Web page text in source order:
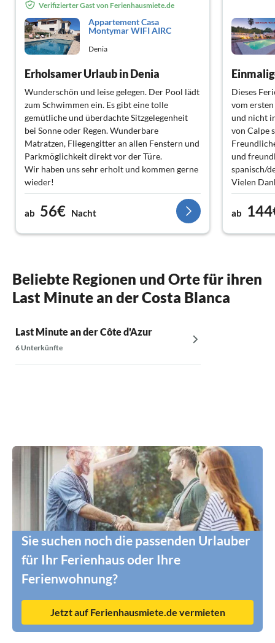
Verifizierter Gast von Ferienhausmiete.de
Appartement Casa
Montymar WIFI AIRC
Denia
Erholsamer Urlaub in Denia
Wunderschön und leise gelegen. Der Pool lädt
zum Schwimmen ein. Es gibt eine tolle
gemütliche und überdachte Sitzgelegenheit
bei Sonne oder Regen. Wunderbare
Matratzen, Fliegengitter an allen Fenstern und
Parkmöglichkeit direkt vor der Türe.
Wir haben uns sehr erholt und kommen gerne
wieder!
ab 56€ Nacht
Dieses
vom ersten
und nicht
von Calpe
und
spanisch/
Vielen
ab
Beliebte Regionen und Orte für ihren
Last Minute an der Costa Blanca
Last Minute an der Côte d'Azur
6 Unterkünfte
Sie suchen noch die passenden Urlauber
für Ihr Ferienhaus oder Ihre
Ferienwohnung?
Jetzt auf Ferienhausmiete.de vermieten